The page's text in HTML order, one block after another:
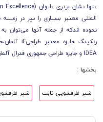
المللی معتبر بسیاری را نیز در
IDEA و جایزه طراحی جمهوری فدرال آلمان اشاره کرد.
بخشها :
شیر ظرفشویی ثابت شیر